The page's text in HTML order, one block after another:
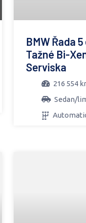
BMW Řada
Tažné Bi-
Serviska
216 554
Sedan/